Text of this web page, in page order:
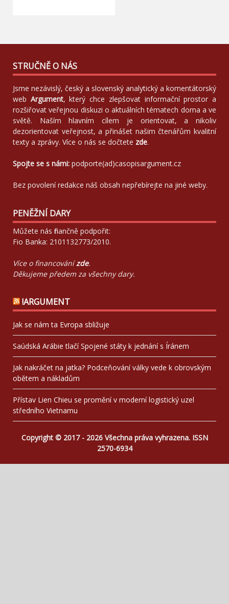
STRUČNĚ O NÁS
Jsme nezávislý, český a slovenský analytický a komentátorský
web Argument, který chce zlepšovat informační prostor a
rozšiřovat veřejnou diskuzi o aktuálních tématech doma a ve
světě. Naším hlavním cílem je orientovat, a nikoliv
dezorientovat veřejnost, a přinášet našim čtenářům kvalitní
texty a zprávy. Více o nás se dočtete zde.
Spojte se s námi: podporte(ad)casopisargument.cz
Bez povolení redakce náš obsah nepřebírejte na jiné weby.
PENĚŽNÍ DARY
Můžete nás finančně podpořit:
Fio Banka: 2101132773/2010.
Více o financovánízde.
Děkujeme předem za všechny dary.
!ARGUMENT
Jak se nám ta Evropa sbližuje
Saúdská Arábie tlačí Spojené státy k jednání s Íránem
Jak nakráčet na jatka? Podceňování války vede k obrovským
obětem a nákladům
Přístav Lien Chieu se promění v moderní logistický uzel
středního Vietnamu
Copyright © 2017 - 2026 Všechna práva vyhrazena. ISSN
2570-6934